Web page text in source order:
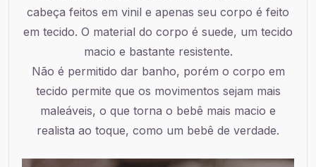
cabeça feitos em vinil e apenas seu corpo é feito
em tecido. O material do corpo é suede, um tecido
macio e bastante resistente.
Não é permitido dar banho, porém o corpo em
tecido permite que os movimentos sejam mais
maleáveis, o que torna o bebê mais macio e
realista ao toque, como um bebê de verdade.